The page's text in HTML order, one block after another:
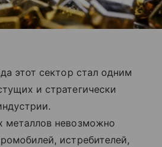
этот сектор стал одним
и стратегически
металлов невозможно
истребителей,